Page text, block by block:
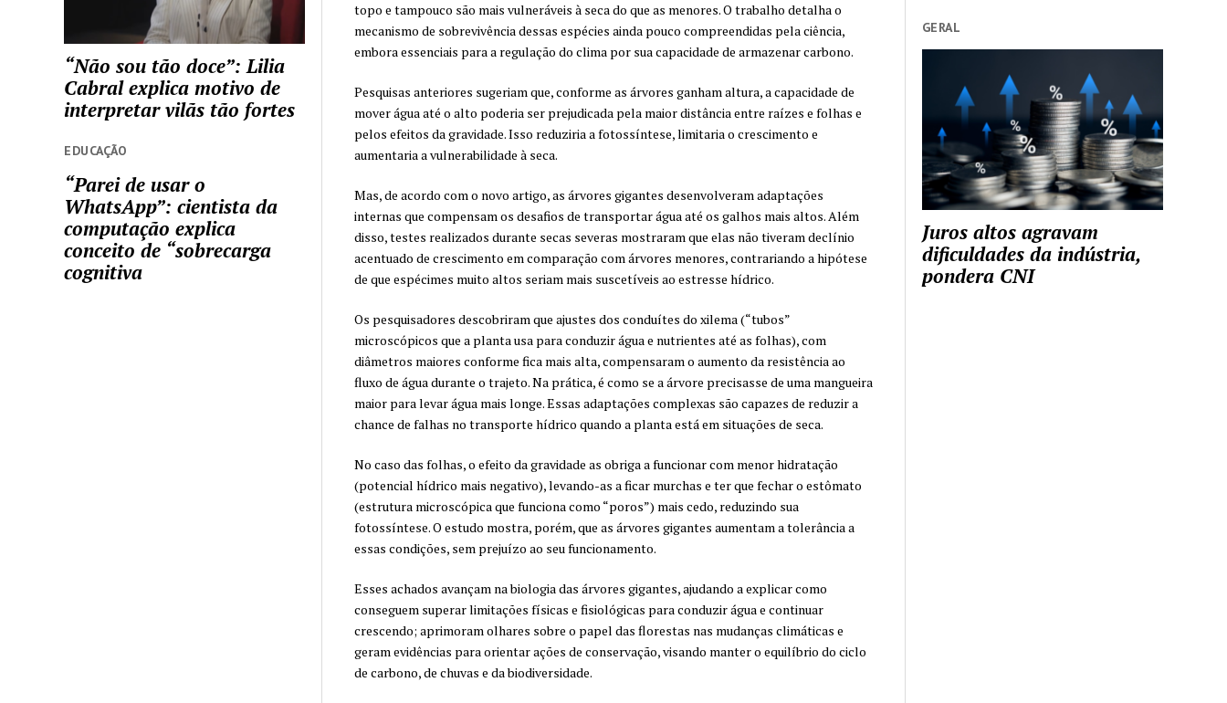
“Não sou tão doce”: Lilia
Cabral explica motivo de
interpretar vilãs tão fortes
EDUCAÇÃO
“Parei de usar o
WhatsApp”: cientista da
computação explica
conceito de “sobrecarga
cognitiva
topo e tampouco são mais vulneráveis à seca do que as menores. O trabalho detalha o
mecanismo de sobrevivência dessas espécies ainda pouco compreendidas pela ciência,
embora essenciais para a regulação do clima por sua capacidade de armazenar carbono.
Pesquisas anteriores sugeriam que, conforme as árvores ganham altura, a capacidade de
mover água até o alto poderia ser prejudicada pela maior distância entre raízes e folhas e
pelos efeitos da gravidade. Isso reduziria a fotossíntese, limitaria o crescimento e
aumentaria a vulnerabilidade à seca.
Mas, de acordo com o novo artigo, as árvores gigantes desenvolveram adaptações
internas que compensam os desafios de transportar água até os galhos mais altos. Além
disso, testes realizados durante secas severas mostraram que elas não tiveram declínio
acentuado de crescimento em comparação com árvores menores, contrariando a hipótese
de que espécimes muito altos seriam mais suscetíveis ao estresse hídrico.
Os pesquisadores descobriram que ajustes dos conduítes do xilema (“tubos”
microscópicos que a planta usa para conduzir água e nutrientes até as folhas), com
diâmetros maiores conforme fica mais alta, compensaram o aumento da resistência ao
fluxo de água durante o trajeto. Na prática, é como se a árvore precisasse de uma mangueira
maior para levar água mais longe. Essas adaptações complexas são capazes de reduzir a
chance de falhas no transporte hídrico quando a planta está em situações de seca.
No caso das folhas, o efeito da gravidade as obriga a funcionar com menor hidratação
(potencial hídrico mais negativo), levando-as a ficar murchas e ter que fechar o estômato
(estrutura microscópica que funciona como “poros”) mais cedo, reduzindo sua
fotossíntese. O estudo mostra, porém, que as árvores gigantes aumentam a tolerância a
essas condições, sem prejuízo ao seu funcionamento.
Esses achados avançam na biologia das árvores gigantes, ajudando a explicar como
conseguem superar limitações físicas e fisiológicas para conduzir água e continuar
crescendo; aprimoram olhares sobre o papel das florestas nas mudanças climáticas e
geram evidências para orientar ações de conservação, visando manter o equilíbrio do ciclo
de carbono, de chuvas e da biodiversidade.
GERAL
Juros altos agravam
dificuldades da indústria,
pondera CNI